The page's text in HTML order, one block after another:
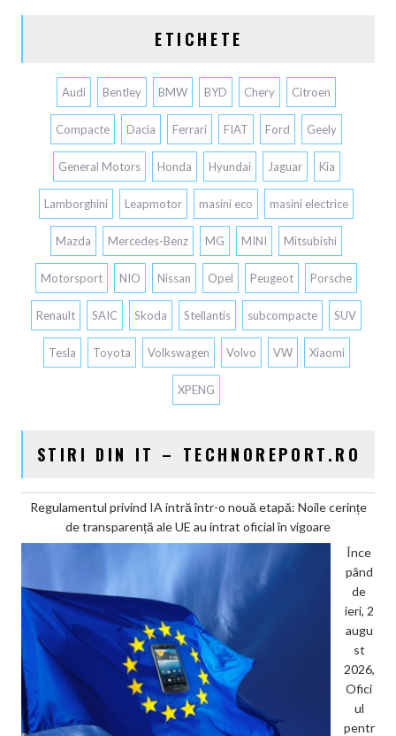
ETICHETE
Audi Bentley BMW BYD Chery Citroen
Compacte Dacia Ferrari FIAT Ford Geely
General Motors Honda Hyundai Jaguar Kia
Lamborghini Leapmotor masini eco masini electrice
Mazda Mercedes-Benz MG MINI Mitsubishi
Motorsport NIO Nissan Opel Peugeot Porsche
Renault SAIC Skoda Stellantis subcompacte SUV
Tesla Toyota Volkswagen Volvo VW Xiaomi
XPENG
STIRI DIN IT – TECHNOREPORT.RO
Regulamentul privind IA intră într-o nouă etapă: Noile cerințe
de transparență ale UE au intrat oficial în vigoare
Înce
pând
de
ieri, 2
augu
st
2026,
Ofici
ul
pentr